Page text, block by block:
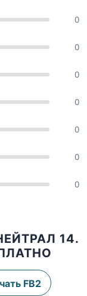
0
0
0
0
0
0
0
14.
FB2